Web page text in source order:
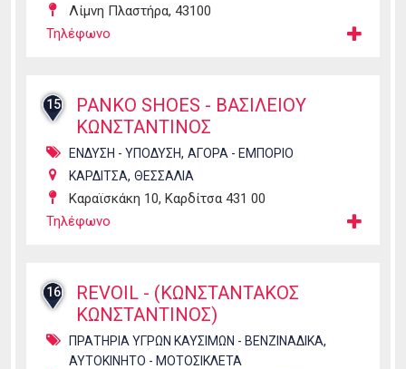
Λίμνη Πλαστήρα, 43100
Τηλέφωνο
15
PANKO SHOES - ΒΑΣΙΛΕΙΟΥ
ΚΩΝΣΤΑΝΤΙΝΟΣ
ΕΝΔΥΣΗ - ΥΠΟΔΥΣΗ, ΑΓΟΡΑ - ΕΜΠΟΡΙΟ
ΚΑΡΔΙΤΣΑ, ΘΕΣΣΑΛΙΑ
Καραϊσκάκη 10, Καρδίτσα 431 00
Τηλέφωνο
16
REVOIL - (ΚΩΝΣΤΑΝΤΑΚΟΣ
ΚΩΝΣΤΑΝΤΙΝΟΣ)
ΠΡΑΤΗΡΙΑ ΥΓΡΩΝ ΚΑΥΣΙΜΩΝ - ΒΕΝΖΙΝΑΔΙΚΑ,
ΑΥΤΟΚΙΝΗΤΟ - ΜΟΤΟΣΙΚΛΕΤΑ